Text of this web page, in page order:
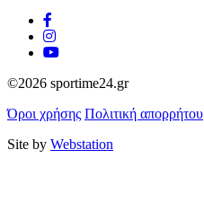
©2026 sportime24.gr
Όροι χρήσης Πολιτική απορρήτου
Site by Webstation